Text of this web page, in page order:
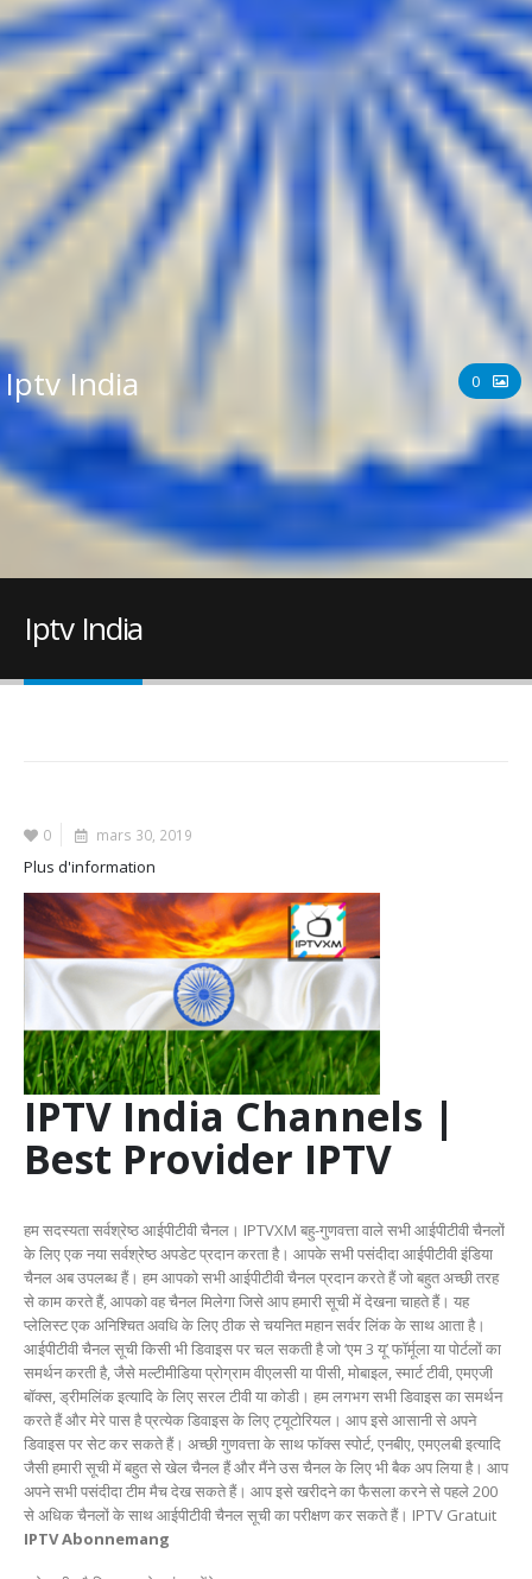
Iptv India 0
Iptv India
0 mars 30, 2019
Plus d'information
IPTV India Channels |
Best Provider IPTV
हम सदस्यता सर्वश्रेष्ठ आईपीटीवी चैनल। IPTVXM बहु-गुणवत्ता वाले सभी आईपीटीवी चैनलों
के लिए एक नया सर्वश्रेष्ठ अपडेट प्रदान करता है। आपके सभी पसंदीदा आईपीटीवी इंडिया
चैनल अब उपलब्ध हैं। हम आपको सभी आईपीटीवी चैनल प्रदान करते हैं जो बहुत अच्छी तरह
से काम करते हैं, आपको वह चैनल मिलेगा जिसे आप हमारी सूची में देखना चाहते हैं। यह
प्लेलिस्ट एक अनिश्चित अवधि के लिए ठीक से चयनित महान सर्वर लिंक के साथ आता है।
आईपीटीवी चैनल सूची किसी भी डिवाइस पर चल सकती है जो ‘एम 3 यू’ फॉर्मूला या पोर्टलों का
समर्थन करती है, जैसे मल्टीमीडिया प्रोग्राम वीएलसी या पीसी, मोबाइल, स्मार्ट टीवी, एमएजी
बॉक्स, ड्रीमलिंक इत्यादि के लिए सरल टीवी या कोडी। हम लगभग सभी डिवाइस का समर्थन
करते हैं और मेरे पास है प्रत्येक डिवाइस के लिए ट्यूटोरियल। आप इसे आसानी से अपने
डिवाइस पर सेट कर सकते हैं। अच्छी गुणवत्ता के साथ फॉक्स स्पोर्ट, एनबीए, एमएलबी इत्यादि
जैसी हमारी सूची में बहुत से खेल चैनल हैं और मैंने उस चैनल के लिए भी बैक अप लिया है। आप
अपने सभी पसंदीदा टीम मैच देख सकते हैं। आप इसे खरीदने का फैसला करने से पहले 200
से अधिक चैनलों के साथ आईपीटीवी चैनल सूची का परीक्षण कर सकते हैं। IPTV Gratuit
IPTV Abonnemang